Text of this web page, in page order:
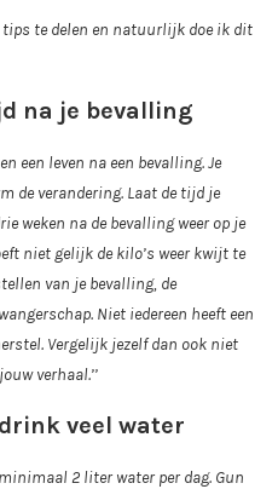
te delen en natuurlijk doe ik dit
na je bevalling
een leven na een bevalling. Je
de verandering. Laat de tijd je
weken na de bevalling weer op je
niet gelijk de kilo’s weer kwijt te
van je bevalling, de
Niet iedereen heeft een
Vergelijk jezelf dan ook niet
verhaal.’’
veel water
2 liter water per dag. Gun